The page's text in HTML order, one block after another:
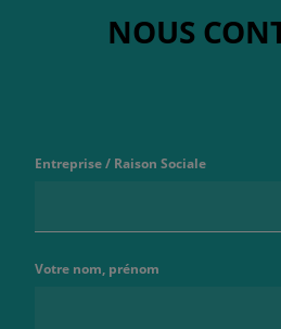
NOUS
Entreprise / Raison Sociale
Votre nom, prénom